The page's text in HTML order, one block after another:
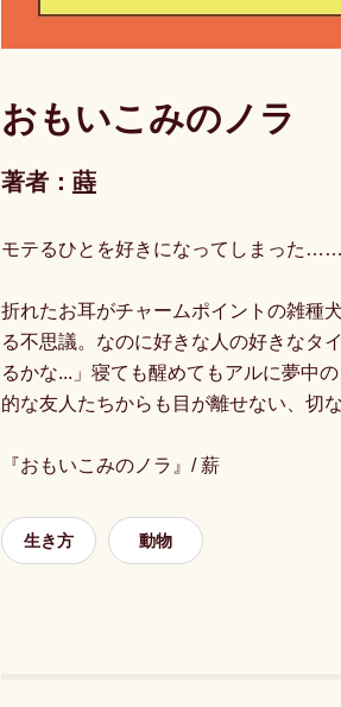
おもいこみのノラ
著者： 蒔
モテるひとを好きになってしまった……
折れたお耳がチャームポイントの雑種
る不思議。なのに好きな人の好きなタ
るかな...」寝ても醒めてもアルに夢中
的な友人たちからも目が離せない、切
『おもいこみのノラ』/ 薪
生き方 動物